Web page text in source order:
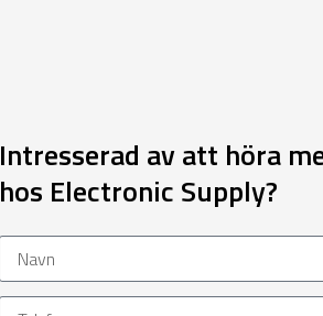
Intresserad av att höra
hos Electronic Supply?